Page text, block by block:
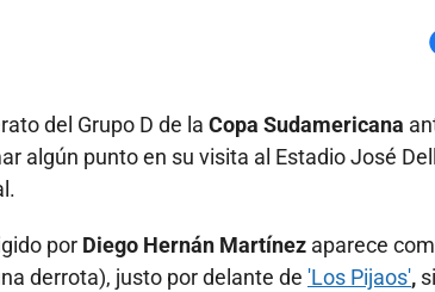
del Grupo D de la Copa Sudamericana
algún punto en su visita al Estadio José
por Diego Hernán Martínez aparece
derrota), justo por delante de 'Los Pijaos',